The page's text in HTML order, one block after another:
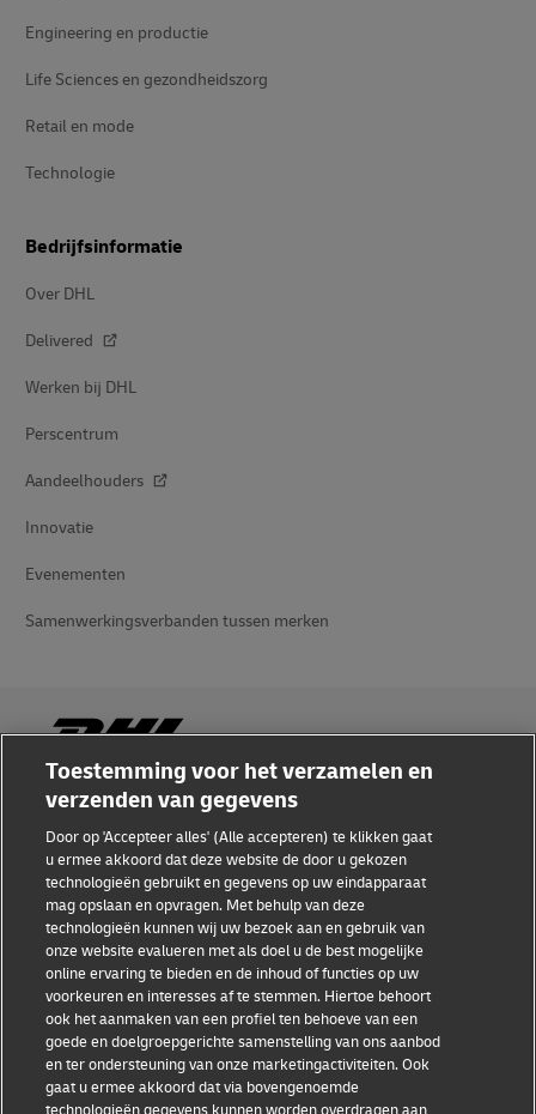
Engineering en productie
Life Sciences en gezondheidszorg
Retail en mode
Technologie
Bedrijfsinformatie
Over DHL
Delivered
Werken bij DHL
Perscentrum
Aandeelhouders
Innovatie
Evenementen
Samenwerkingsverbanden tussen merken
Juridische kennisgeving
Gebruiksvoorwaarden
Privacyverklaring
Toegankelijkheid
Aanvullende informatie
Cookie-instellingen
Toestemming voor het verzamelen en
verzenden van gegevens
Door op 'Accepteer alles' (Alle accepteren) te klikken gaat
u ermee akkoord dat deze website de door u gekozen
technologieën gebruikt en gegevens op uw eindapparaat
mag opslaan en opvragen. Met behulp van deze
technologieën kunnen wij uw bezoek aan en gebruik van
onze website evalueren met als doel u de best mogelijke
online ervaring te bieden en de inhoud of functies op uw
voorkeuren en interesses af te stemmen. Hiertoe behoort
ook het aanmaken van een profiel ten behoeve van een
goede en doelgroepgerichte samenstelling van ons aanbod
en ter ondersteuning van onze marketingactiviteiten. Ook
gaat u ermee akkoord dat via bovengenoemde